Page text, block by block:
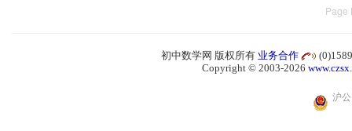
Page
初中数学网 版权所有 业务合作
Copyright © 2003-2026
沪公